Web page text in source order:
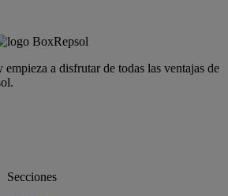
a disfrutar de todas las ventajas de
Secciones